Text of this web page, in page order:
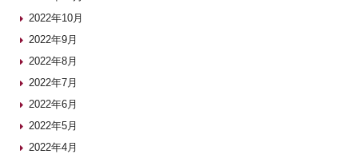
2022年10月
2022年9月
2022年8月
2022年7月
2022年6月
2022年5月
2022年4月